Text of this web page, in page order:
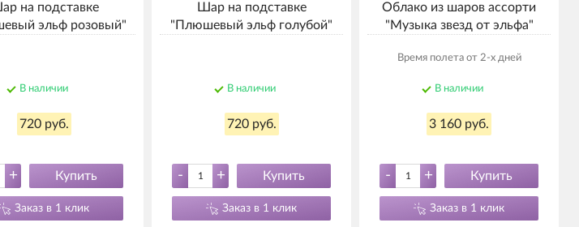
на подставке
эльф розовый"
В наличии
720 руб.
+ Купить
Заказ в 1 клик
Шар на подставке
"Плюшевый эльф голубой"
В наличии
720 руб.
- + Купить
Заказ в 1 клик
Облако из шаров ассорти
"Музыка звезд от эльфа"
Время полета от 2-х дней
В наличии
3 160 руб.
- + Купить
Заказ в 1 клик